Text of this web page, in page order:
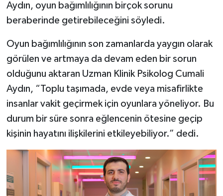
Aydın, oyun bağımlılığının birçok sorunu
beraberinde getirebileceğini söyledi.
Oyun bağımlılığının son zamanlarda yaygın olarak
görülen ve artmaya da devam eden bir sorun
olduğunu aktaran Uzman Klinik Psikolog Cumali
Aydın, “Toplu taşımada, evde veya misafirlikte
insanlar vakit geçirmek için oyunlara yöneliyor. Bu
durum bir süre sonra eğlencenin ötesine geçip
kişinin hayatını ilişkilerini etkileyebiliyor.” dedi.